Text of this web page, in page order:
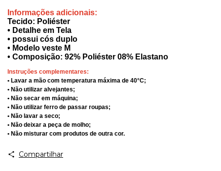
Informações adicionais:
Tecido: Poliéster
• Detalhe em Tela
• possui cós duplo
• Modelo veste M
• Composição: 92% Poliéster 08% Elastano
Instruções complementares:
• Lavar a mão com temperatura máxima de 40°C;
• Não utilizar alvejantes;
• Não secar em máquina;
• Não utilizar ferro de passar roupas;
• Não lavar a seco;
• Não deixar a peça de molho;
• Não misturar com produtos de outra cor.
Compartilhar